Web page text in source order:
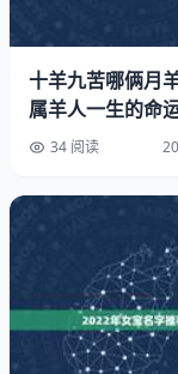
字，代表中在屋
廉、庭、惋、婉、
之。 （4）有田
所，悠哉享受美
辱负重的过其一
有‘车’字形的字，
辛苦、劳累，但
人的肯定，有能
连、莲、运、轩、
根，以上均为者
表示粮食丰盛，
十羊九苦哪俩月
属羊人一生的命
34 阅读